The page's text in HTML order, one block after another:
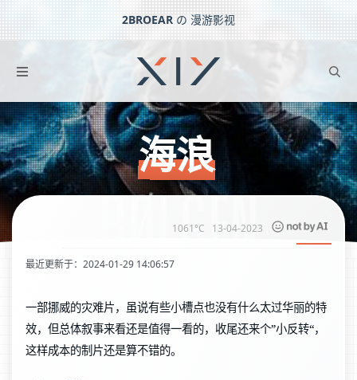
2BROEAR の 漫游影视
海浪
下一篇：铁线虫入侵
海浪
1061°C 13-04-2023
最近更新于：2024-01-29 14:06:57
一部挪威的灾难片，虽说有些小槽点也没有什么太过华丽的特
效，但总体叙事来看还是值得一看的，收尾还来个”小反转“，
这样成本的制片还是算不错的。